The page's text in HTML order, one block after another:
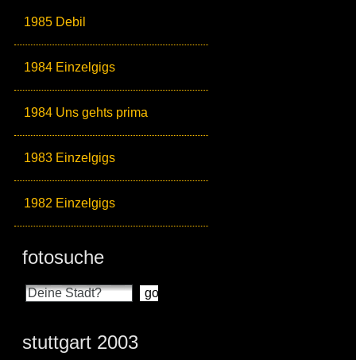
1985 Debil
1984 Einzelgigs
1984 Uns gehts prima
1983 Einzelgigs
1982 Einzelgigs
fotosuche
stuttgart 2003